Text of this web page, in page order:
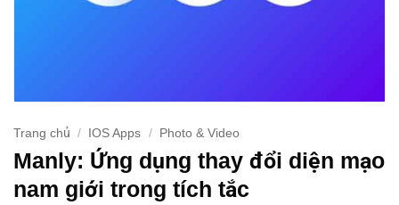
Trang chủ / IOS Apps / Photo & Video
Manly: Ứng dụng thay đổi diện mạo
nam giới trong tích tắc